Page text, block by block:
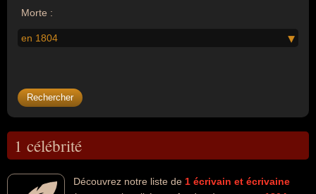
Morte :
en 1804
1 célébrité
Découvrez notre liste de 1 écrivain et écrivaine